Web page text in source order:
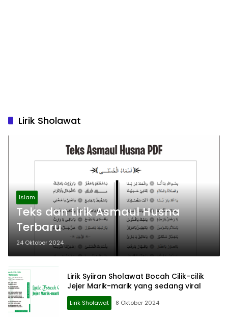
Lirik Sholawat
Islam
Teks dan Lirik Asmaul Husna
Terbaru
24 Oktober 2024
Lirik Syiiran Sholawat Bocah Cilik-cilik
Jejer Marik-marik yang sedang viral
Lirik Sholawat 8 Oktober 2024